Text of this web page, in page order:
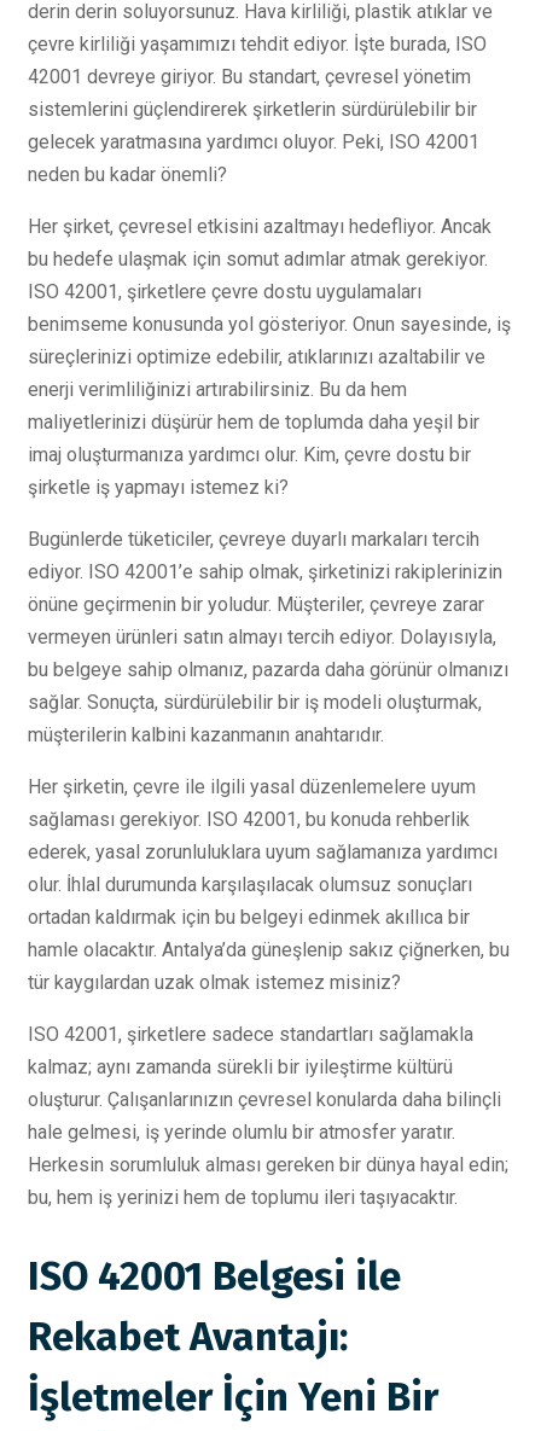
derin derin soluyorsunuz. Hava kirliliği, plastik atıklar ve
çevre kirliliği yaşamımızı tehdit ediyor. İşte burada, ISO
42001 devreye giriyor. Bu standart, çevresel yönetim
sistemlerini güçlendirerek şirketlerin sürdürülebilir bir
gelecek yaratmasına yardımcı oluyor. Peki, ISO 42001
neden bu kadar önemli?
Her şirket, çevresel etkisini azaltmayı hedefliyor. Ancak
bu hedefe ulaşmak için somut adımlar atmak gerekiyor.
ISO 42001, şirketlere çevre dostu uygulamaları
benimseme konusunda yol gösteriyor. Onun sayesinde, iş
süreçlerinizi optimize edebilir, atıklarınızı azaltabilir ve
enerji verimliliğinizi artırabilirsiniz. Bu da hem
maliyetlerinizi düşürür hem de toplumda daha yeşil bir
imaj oluşturmanıza yardımcı olur. Kim, çevre dostu bir
şirketle iş yapmayı istemez ki?
Bugünlerde tüketiciler, çevreye duyarlı markaları tercih
ediyor. ISO 42001’e sahip olmak, şirketinizi rakiplerinizin
önüne geçirmenin bir yoludur. Müşteriler, çevreye zarar
vermeyen ürünleri satın almayı tercih ediyor. Dolayısıyla,
bu belgeye sahip olmanız, pazarda daha görünür olmanızı
sağlar. Sonuçta, sürdürülebilir bir iş modeli oluşturmak,
müşterilerin kalbini kazanmanın anahtarıdır.
Her şirketin, çevre ile ilgili yasal düzenlemelere uyum
sağlaması gerekiyor. ISO 42001, bu konuda rehberlik
ederek, yasal zorunluluklara uyum sağlamanıza yardımcı
olur. İhlal durumunda karşılaşılacak olumsuz sonuçları
ortadan kaldırmak için bu belgeyi edinmek akıllıca bir
hamle olacaktır. Antalya’da güneşlenip sakız çiğnerken, bu
tür kaygılardan uzak olmak istemez misiniz?
ISO 42001, şirketlere sadece standartları sağlamakla
kalmaz; aynı zamanda sürekli bir iyileştirme kültürü
oluşturur. Çalışanlarınızın çevresel konularda daha bilinçli
hale gelmesi, iş yerinde olumlu bir atmosfer yaratır.
Herkesin sorumluluk alması gereken bir dünya hayal edin;
bu, hem iş yerinizi hem de toplumu ileri taşıyacaktır.
ISO 42001 Belgesi ile
Rekabet Avantajı:
İşletmeler İçin Yeni Bir